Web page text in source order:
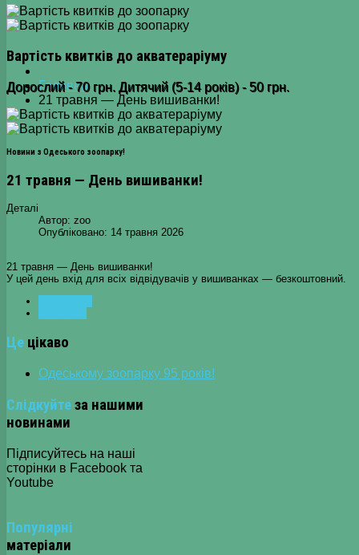
Вартість квитків до акватераріуму
Дорослий - 70 грн. Дитячий (5-14 років) - 50 грн.
Головна
21 травня — День вишиванки!
Новини з Одеського зоопарку!
21 травня — День вишиванки!
Деталі
Автор: zoo
Опубліковано: 14 травня 2026
21 травня — День вишиванки!
У цей день вхід для всіх відвідувачів у вишиванках — безкоштовний.
Це цікаво
Одеському зоопарку 95 років!
Слідкуйтеза нашими
новинами
Підписуйтесь на наші
сторінки в Facebook та
Youtube
Популярні
матеріали